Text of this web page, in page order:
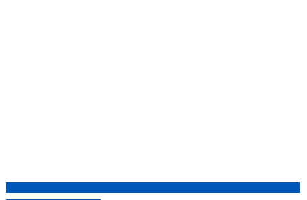
Навігація